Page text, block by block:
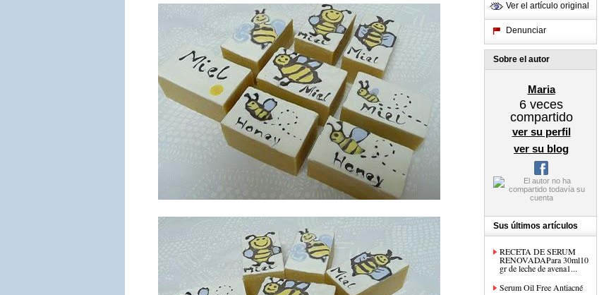
Ver el artículo original
Denunciar
Sobre el autor
Maria
6 veces
compartido
ver su perfil
ver su blog
Sus últimos artículos
RECETA DE SERUM
RENOVADAPara 30ml10
gr de leche de avena1...
Serum Oil Free Antiacné